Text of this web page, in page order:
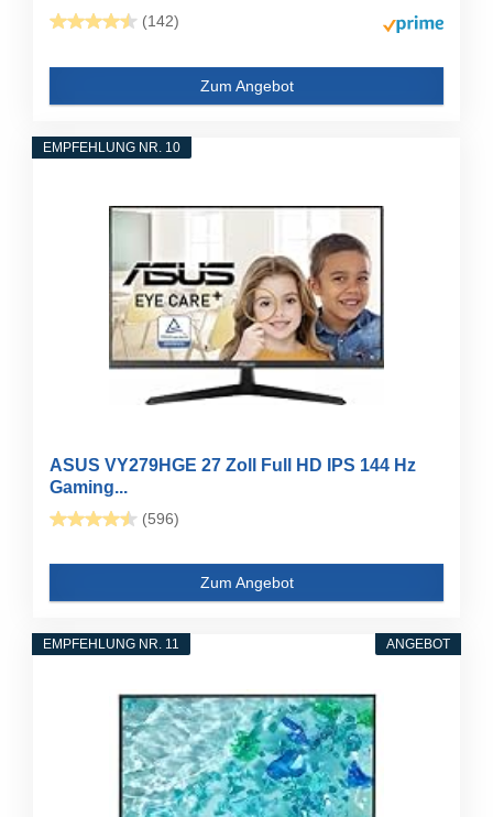
(142)
Zum Angebot
EMPFEHLUNG NR. 10
ASUS VY279HGE 27 Zoll Full HD IPS 144 Hz
Gaming...
(596)
Zum Angebot
ANGEBOT
EMPFEHLUNG NR. 11